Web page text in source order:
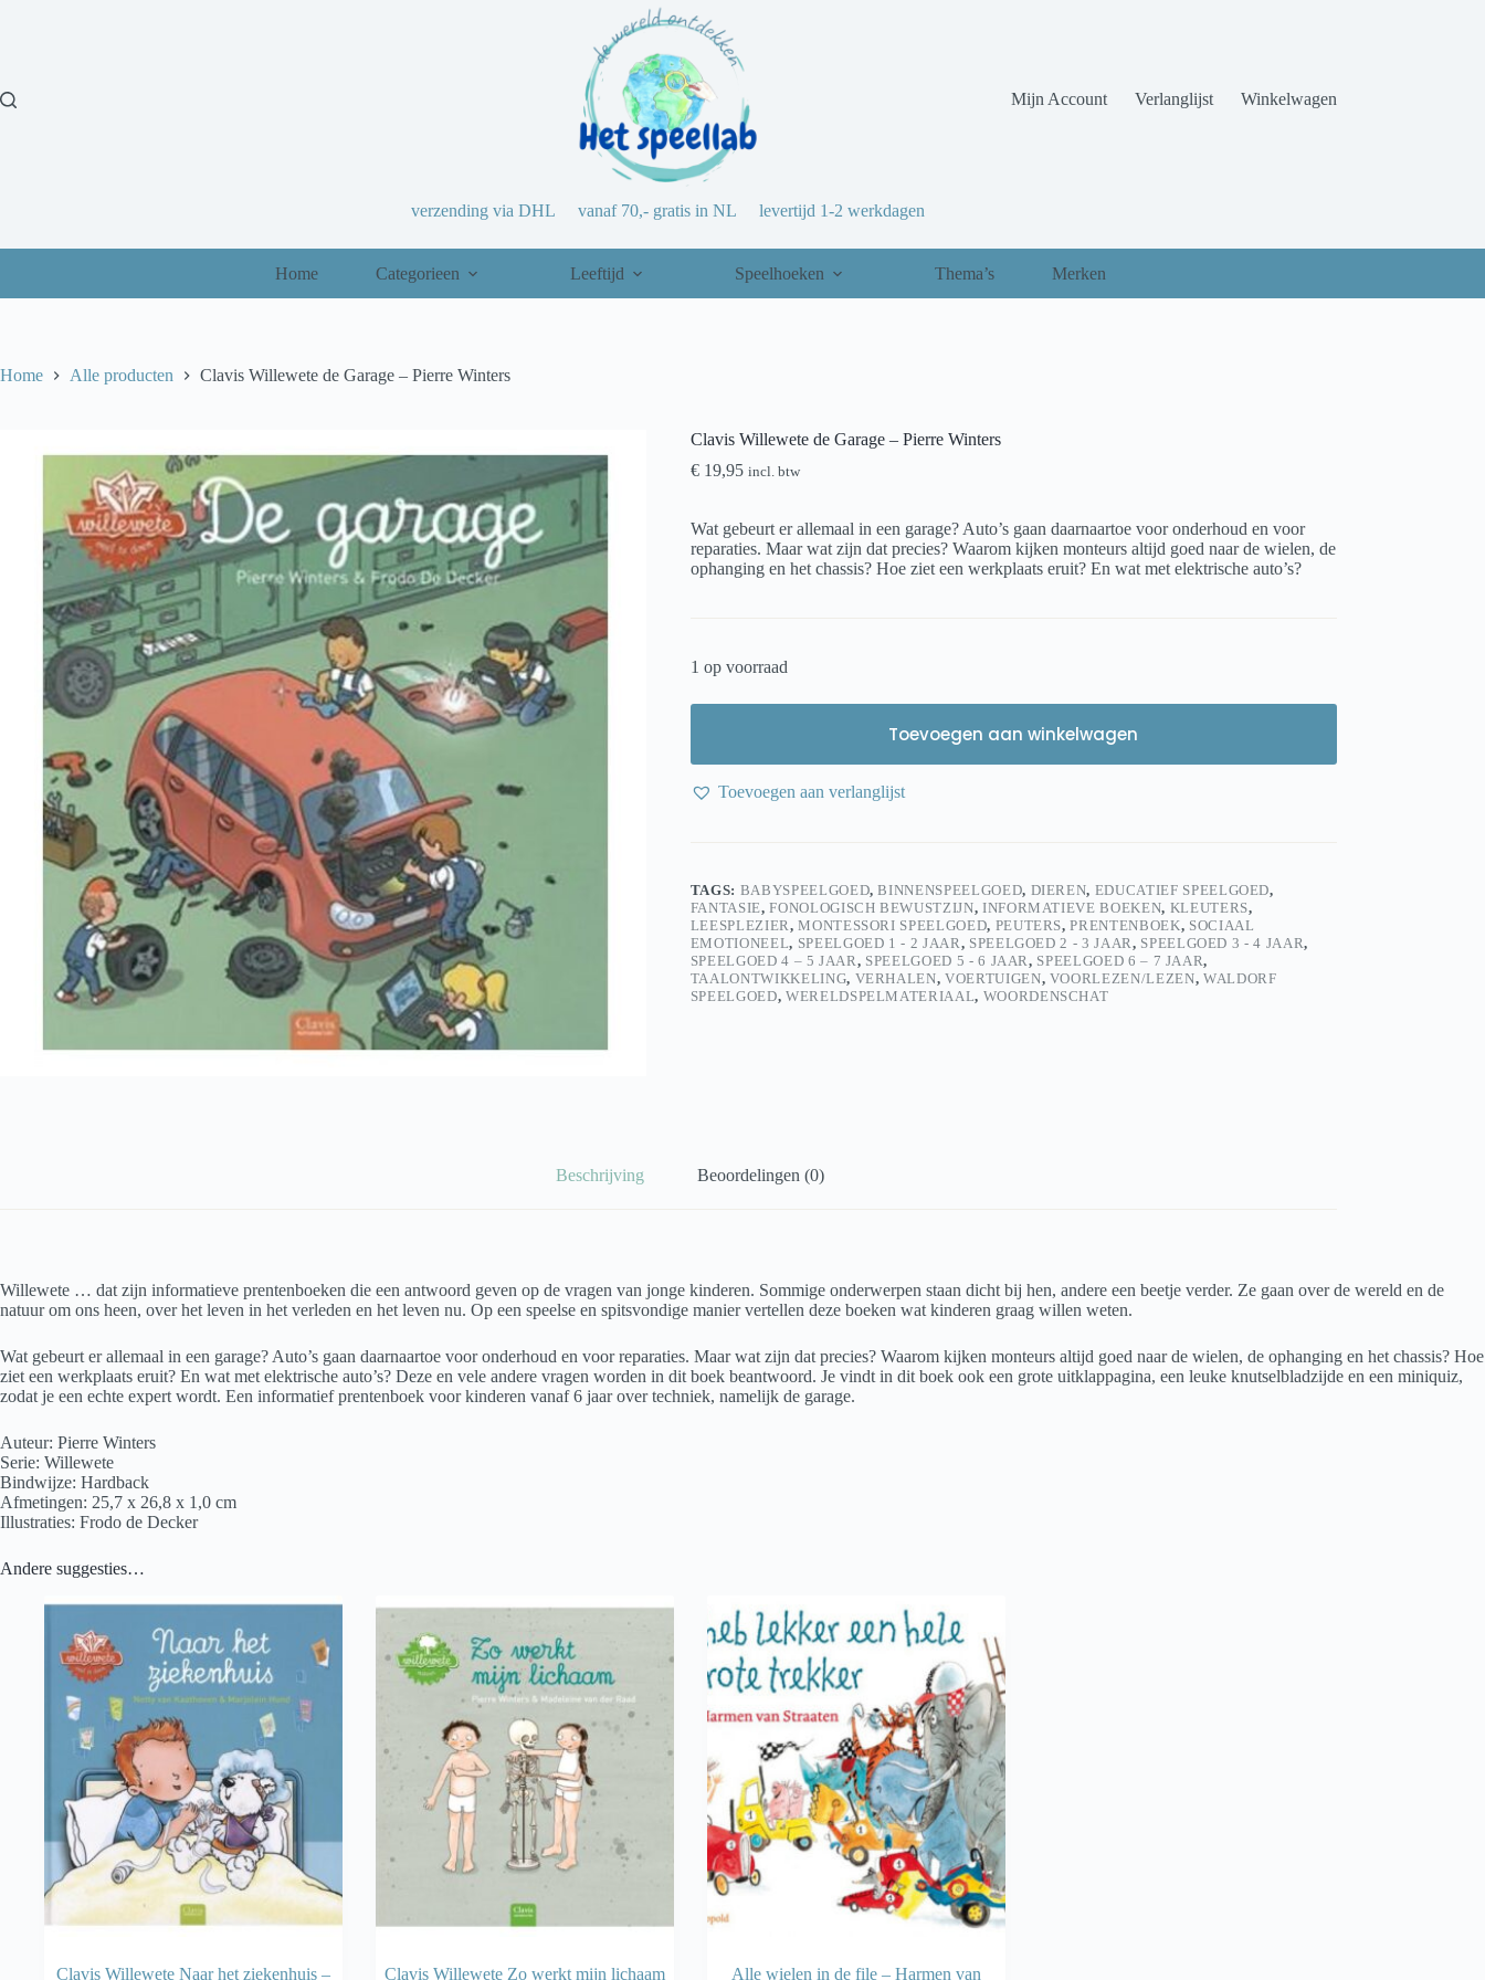
Mijn Account
Verlanglijst Winkelwagen
verzending via DHL vanaf 70,- gratis in NL levertijd 1-2 werkdagen
Home Categorieen Leeftijd Speelhoeken Thema’s Merken
Home Alle producten Clavis Willewete de Garage – Pierre Winters
Clavis Willewete de Garage – Pierre Winters
€19,95 incl. btw
Wat gebeurt er allemaal in een garage? Auto’s gaan daarnaartoe voor onderhoud en voor
reparaties. Maar wat zijn dat precies? Waarom kijken monteurs altijd goed naar de wielen, de
ophanging en het chassis? Hoe ziet een werkplaats eruit? En wat met elektrische auto’s?
1 op voorraad
Toevoegen aan winkelwagen
Toevoegen aan verlanglijst
TAGS: BABYSPEELGOED,BINNENSPEELGOED, DIEREN, EDUCATIEF SPEELGOED,
FANTASIE,FONOLOGISCH BEWUSTZIJN, INFORMATIEVE BOEKEN, KLEUTERS,
LEESPLEZIER,MONTESSORI SPEELGOED, PEUTERS,PRENTENBOEK, SOCIAAL
EMOTIONEEL, SPEELGOED 1 - 2 JAAR, SPEELGOED 2 - 3 JAAR, SPEELGOED 3 - 4 JAAR,
SPEELGOED 4 – 5 JAAR, SPEELGOED 5 - 6 JAAR, SPEELGOED 6 – 7 JAAR,
TAALONTWIKKELING, VERHALEN,VOERTUIGEN, VOORLEZEN/LEZEN, WALDORF
SPEELGOED, WERELDSPELMATERIAAL, WOORDENSCHAT
Beschrijving Beoordelingen (0)
Willewete … dat zijn informatieve prentenboeken die een antwoord geven op de vragen van jonge kinderen. Sommige onderwerpen staan dicht bij hen, andere een beetje verder. Ze gaan over de wereld en de
natuur om ons heen, over het leven in het verleden en het leven nu. Op een speelse en spitsvondige manier vertellen deze boeken wat kinderen graag willen weten.
Wat gebeurt er allemaal in een garage? Auto’s gaan daarnaartoe voor onderhoud en voor reparaties. Maar wat zijn dat precies? Waarom kijken monteurs altijd goed naar de wielen, de ophanging en het chassis? Hoe
ziet een werkplaats eruit? En wat met elektrische auto’s? Deze en vele andere vragen worden in dit boek beantwoord. Je vindt in dit boek ook een grote uitklappagina, een leuke knutselbladzijde en een miniquiz,
zodat je een echte expert wordt. Een informatief prentenboek voor kinderen vanaf 6 jaar over techniek, namelijk de garage.
Auteur: Pierre Winters
Serie: Willewete
Bindwijze: Hardback
Afmetingen: 25,7 x 26,8 x 1,0 cm
Illustraties: Frodo de Decker
Andere suggesties…
Clavis Willewete Naar het ziekenhuis – Clavis Willewete Zo werkt mijn lichaam Alle wielen in de file – Harmen van